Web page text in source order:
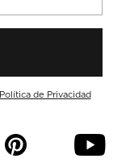
Política de Privacidad
p y